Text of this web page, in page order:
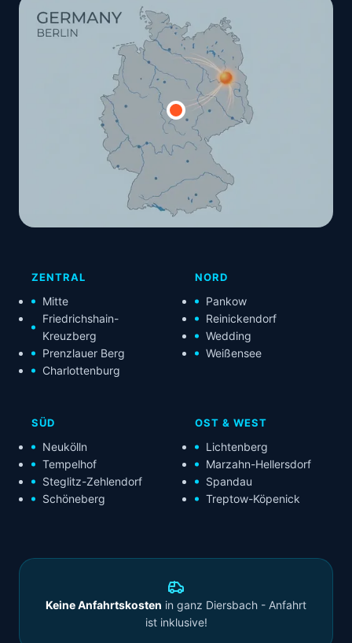
ZENTRAL
Mitte
Friedrichshain-
Kreuzberg
Prenzlauer Berg
Charlottenburg
NORD
Pankow
Reinickendorf
Wedding
Weißensee
SÜD
Neukölln
Tempelhof
Steglitz-Zehlendorf
Schöneberg
OST & WEST
Lichtenberg
Marzahn-Hellersdorf
Spandau
Treptow-Köpenick
Keine Anfahrtskosten in ganz Diersbach - Anfahrt
ist inklusive!